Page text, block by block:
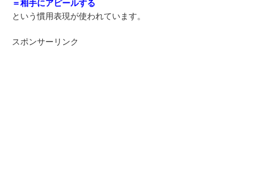
＝相手にアピールする
という慣用表現が使われています。
スポンサーリンク